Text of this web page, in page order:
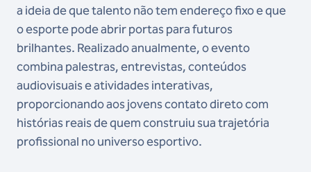
a ideia de que talento não tem endereço fixo e que
o esporte pode abrir portas para futuros
brilhantes. Realizado anualmente, o evento
combina palestras, entrevistas, conteúdos
audiovisuais e atividades interativas,
proporcionando aos jovens contato direto com
histórias reais de quem construiu sua trajetória
profissional no universo esportivo.